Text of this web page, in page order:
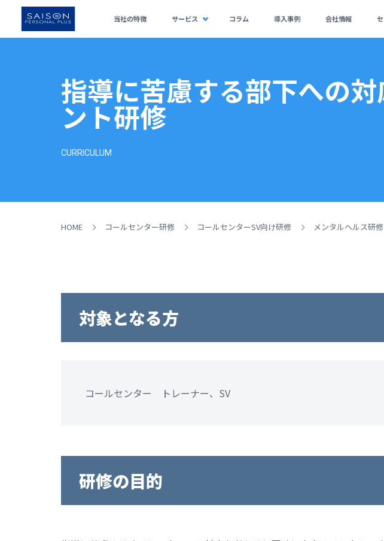
当社の特徴 サービス コラム 導入事例 会社情報
指導に苦慮する部下への
ント研修
CURRICULUM
HOME コールセンター研修 コールセンターSV向け研修 メンタルヘルス研修
対象となる方
コールセンター トレーナー、SV
研修の目的